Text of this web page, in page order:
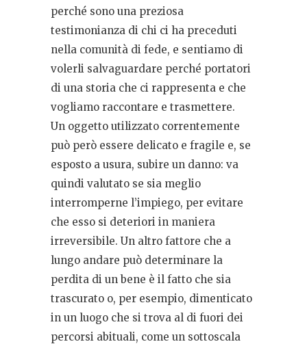
perché sono una preziosa
testimonianza di chi ci ha preceduti
nella comunità di fede, e sentiamo di
volerli salvaguardare perché portatori
di una storia che ci rappresenta e che
vogliamo raccontare e trasmettere.
Un oggetto utilizzato correntemente
può però essere delicato e fragile e, se
esposto a usura, subire un danno: va
quindi valutato se sia meglio
interromperne l’impiego, per evitare
che esso si deteriori in maniera
irreversibile. Un altro fattore che a
lungo andare può determinare la
perdita di un bene è il fatto che sia
trascurato o, per esempio, dimenticato
in un luogo che si trova al di fuori dei
percorsi abituali, come un sottoscala